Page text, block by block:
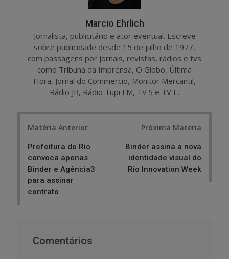
Marcio Ehrlich
Jornalista, publicitário e ator eventual. Escreve
sobre publicidade desde 15 de julho de 1977,
com passagens por jornais, revistas, rádios e tvs
como Tribuna da Imprensa, O Globo, Última
Hora, Jornal do Commercio, Monitor Mercantil,
Rádio JB, Rádio Tupi FM, TV S e TV E.
Matéria Anterior
Prefeitura do Rio
convoca apenas
Binder e Agência3
para assinar
contrato
Próxima Matéria
Binder assina a nova
identidade visual do
Rio Innovation Week
Comentários